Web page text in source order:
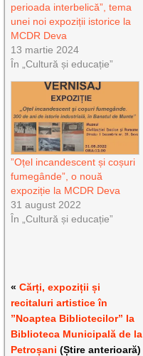
perioada interbelică”, tema
unei noi expoziții istorice la
MCDR Deva
13 martie 2024
În „Cultură și educație”
”Oțel incandescent și coșuri
fumegânde”, o nouă
expoziție la MCDR Deva
31 august 2022
În „Cultură și educație”
«Cărți, expoziții și
recitaluri artistice în
”Noaptea Bibliotecilor” la
Biblioteca Municipală de la
Petroșani (Știre anterioară)